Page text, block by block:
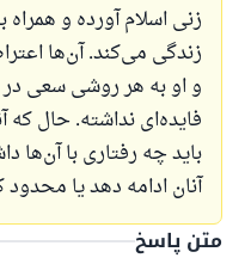
زنی اسلام آورده و
زندگی می‌کند. آن‌ها
و او به هر روشی سعی
فایده‌ای نداشته. حال که
باید چه رفتاری با آن‌ها
آنان ادامه دهد یا محدود
متن پاسخ